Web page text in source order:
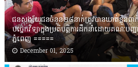
ជនសង្ស័យជនចំនួន២៨នាក់ត្រូវបានឃាត់ខ្លួនពាក់
បច្ចេកវិទ្យាក្នុងប្រតិបត្តិការដឹកនាំដោយគណៈបញ្ជ
ភ្នំពេញ ‎=====
December 01, 2025